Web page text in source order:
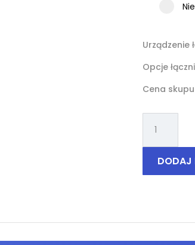
Nie
Urządzenie
Opcje
Cena skupu
Samsung
Galaxy
A02SDODAJ